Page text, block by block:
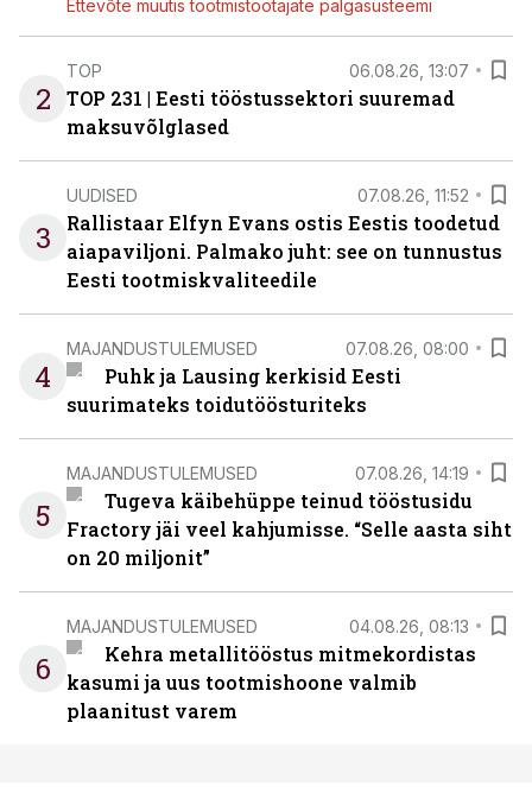
Ettevõte muutis tootmistöötajate palgasüsteemi
2
TOP 06.08.26, 13:07
TOP 231 | Eesti tööstussektori suuremad
maksuvõlglased
3
UUDISED 07.08.26, 11:52
Rallistaar Elfyn Evans ostis Eestis toodetud
aiapaviljoni. Palmako juht: see on tunnustus
Eesti tootmiskvaliteedile
4
MAJANDUSTULEMUSED 07.08.26, 08:00
Puhk ja Lausing kerkisid Eesti
suurimateks toidutöösturiteks
5
MAJANDUSTULEMUSED 07.08.26, 14:19
Tugeva käibehüppe teinud tööstusidu
Fractory jäi veel kahjumisse. “Selle aasta siht
on 20 miljonit”
6
MAJANDUSTULEMUSED 04.08.26, 08:13
Kehra metallitööstus mitmekordistas
kasumi ja uus tootmishoone valmib
plaanitust varem